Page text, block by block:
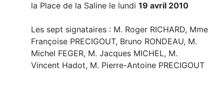
la Place de la Saline le lundi 19 avril 2010
Les sept signataires : M. Roger RICHARD, Mme
Françoise PRECIGOUT, Bruno RONDEAU, M.
Michel FEGER, M. Jacques MICHEL, M.
Vincent Hadot, M. Pierre-Antoine PRECIGOUT